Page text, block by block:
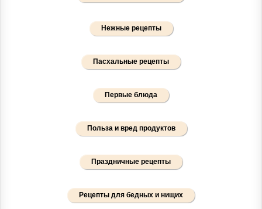
Нежные рецепты
Пасхальные рецепты
Первые блюда
Польза и вред продуктов
Праздничные рецепты
Рецепты для бедных и нищих